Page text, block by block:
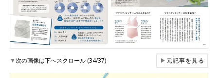
▼次の画像は下へスクロール (34/37) ▶元記事を見る